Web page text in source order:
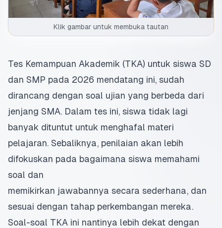
Klik gambar untuk membuka tautan
Tes Kemampuan Akademik (TKA) untuk siswa SD
dan SMP pada 2026 mendatang ini, sudah
dirancang dengan soal ujian yang berbeda dari
jenjang SMA. Dalam tes ini, siswa tidak lagi
banyak dituntut untuk menghafal materi
pelajaran. Sebaliknya, penilaian akan lebih
difokuskan pada bagaimana siswa memahami
soal dan
memikirkan jawabannya secara sederhana, dan
sesuai dengan tahap perkembangan mereka.
Soal-soal TKA ini nantinya lebih dekat dengan